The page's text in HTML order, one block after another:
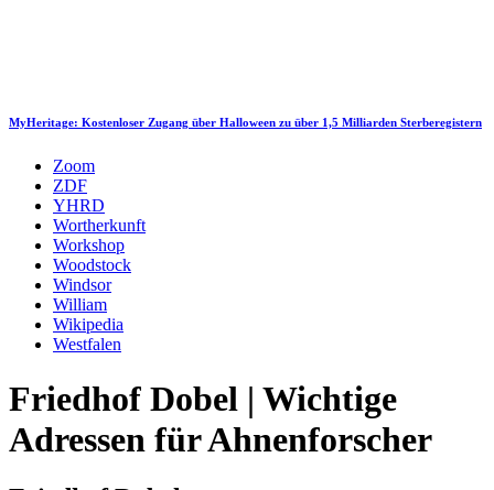
MyHeritage: Kostenloser Zugang über Halloween zu über 1,5 Milliarden Sterberegistern
Zoom
ZDF
YHRD
Wortherkunft
Workshop
Woodstock
Windsor
William
Wikipedia
Westfalen
Friedhof Dobel | Wichtige
Adressen für Ahnenforscher